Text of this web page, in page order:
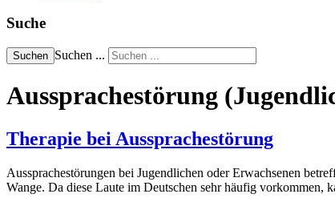
Suche
Suchen Suchen ...
Aussprachestörung
Therapie bei Aussprachestörung
Aussprachestörungen bei Jugendlichen oder Erwachsenen
Wange. Da diese Laute im Deutschen sehr häufig vorkommen,